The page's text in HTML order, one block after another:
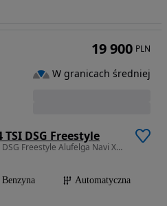
DSG Freestyle
1390 cm3 • 140 KM • 1.4i 140KM DSG Freestyle Alufelga Navi Xenon LED Bogata Wersja
Benzyna
Automatyczna
19 900 PLN
W granicach średniej